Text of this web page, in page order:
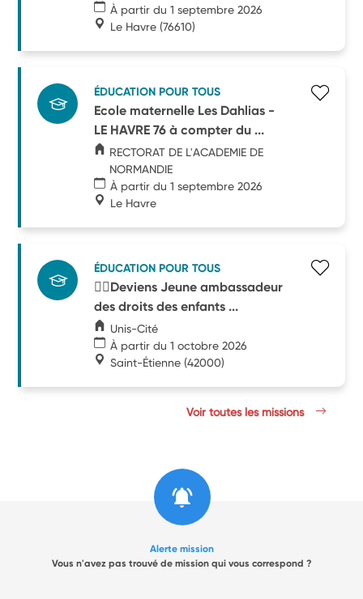
À partir du 1 septembre 2026
Le Havre (76610)
ÉDUCATION POUR TOUS
Ecole maternelle Les Dahlias -
LE HAVRE 76 à compter du ...
RECTORAT DE L'ACADEMIE DE
NORMANDIE
À partir du 1 septembre 2026
Le Havre
ÉDUCATION POUR TOUS
🧑‍⚖️Deviens Jeune ambassadeur
des droits des enfants ...
Unis-Cité
À partir du 1 octobre 2026
Saint-Étienne (42000)
Voir toutes les missions
Alerte mission
Vous n'avez pas trouvé de mission qui vous correspond ?